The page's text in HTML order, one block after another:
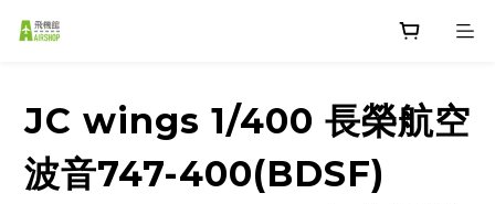
JC wings 1/400 長榮航空
波音747-400(BDSF)